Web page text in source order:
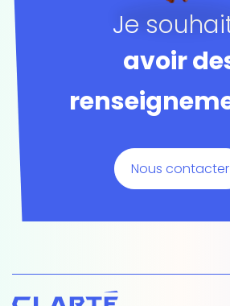
Je
avoir
Nous contacter